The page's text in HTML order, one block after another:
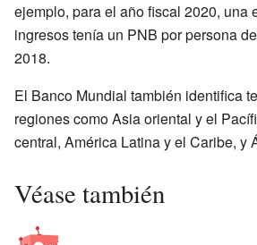
ejemplo, para el año fiscal 2020, una
ingresos tenía un PNB por persona
2018.
El Banco Mundial también identifica
regiones como Asia oriental y el
central, América Latina y el Caribe, y
Véase también